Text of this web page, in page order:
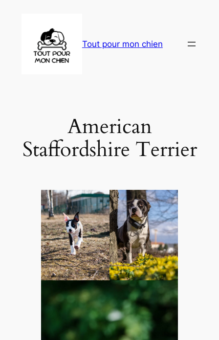
Tout pour mon chien
American
Staffordshire Terrier